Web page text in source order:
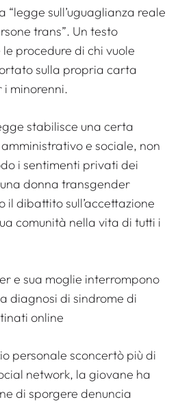
sull’uguaglianza reale
trans”. Un testo
procedure di chi vuole
sulla propria carta
i minorenni.
stabilisce una certa
e sociale, non
i sentimenti privati ​​dei
donna transgender
il dibattito sull’accettazione
comunità nella vita di tutti i
e sua moglie interrompono
diagnosi di sindrome di
online
personale sconcertò più di
network, la giovane ha
di sporgere denuncia